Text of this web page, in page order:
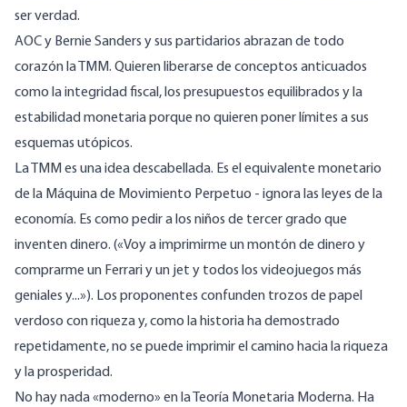
ser verdad.
AOC y Bernie Sanders y sus partidarios abrazan de todo
corazón la TMM. Quieren liberarse de conceptos anticuados
como la integridad fiscal, los presupuestos equilibrados y la
estabilidad monetaria porque no quieren poner límites a sus
esquemas utópicos.
La TMM es unaidea descabellada. Es el equivalente monetario
de la Máquina de Movimiento Perpetuo - ignora las leyes de la
economía. Es como pedir a los niños de tercer grado que
inventen dinero. («Voy a imprimirme un montón de dinero y
comprarme un Ferrari y un jet y todos los videojuegos más
geniales y...»). Los proponentes confunden trozos de papel
verdoso con riqueza y, como la historia ha demostrado
repetidamente, no se puede imprimir el camino hacia la riqueza
y la prosperidad.
No hay nada «moderno» en la Teoría Monetaria Moderna. Ha